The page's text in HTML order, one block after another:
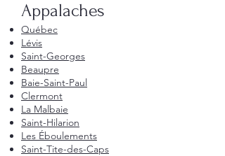
Appalaches
Québec
Lévis
Saint-Georges
Beaupre
Baie-Saint-Paul
Clermont
La Malbaie
Saint-Hilarion
Les Éboulements
Saint-Tite-des-Caps